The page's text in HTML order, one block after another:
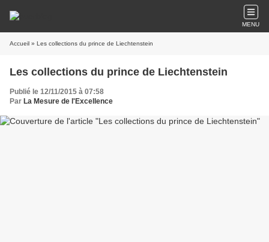
MENU
Accueil » Les collections du prince de Liechtenstein
Les collections du prince de Liechtenstein
Publié le 12/11/2015 à 07:58
Par La Mesure de l'Excellence